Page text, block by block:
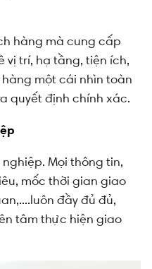
hàng mà cung cấp
vị trí, hạ tầng, tiện ích,
một cái nhìn toàn
quyết định chính xác.
Mọi thông tin,
mốc thời gian giao
đầy đủ đủ,
tâm thực hiện giao